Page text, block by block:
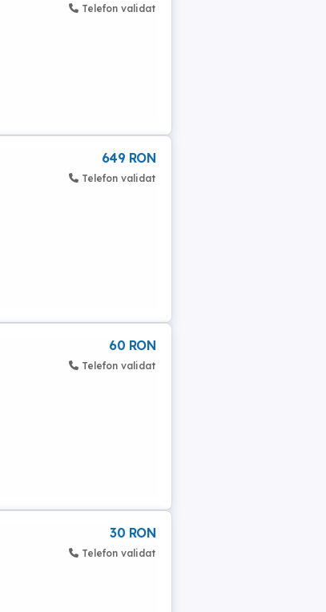
Telefon validat
649 RON
Telefon validat
60 RON
Telefon validat
30 RON
Telefon validat